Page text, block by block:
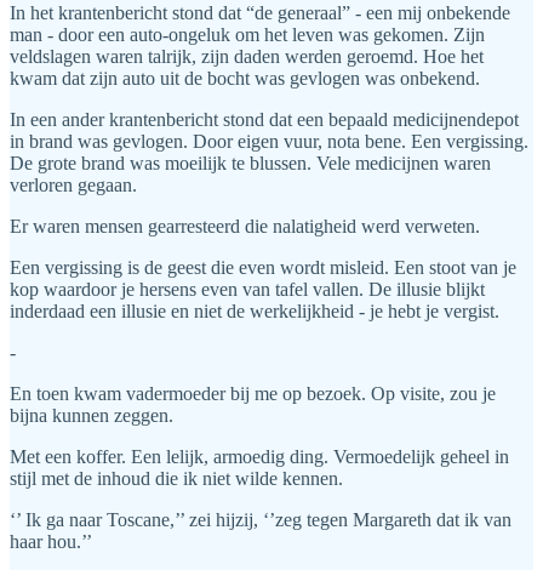
In het krantenbericht stond dat “de generaal” - een mij onbekende
man - door een auto-ongeluk om het leven was gekomen. Zijn
veldslagen waren talrijk, zijn daden werden geroemd. Hoe het
kwam dat zijn auto uit de bocht was gevlogen was onbekend.
In een ander krantenbericht stond dat een bepaald medicijnendepot
in brand was gevlogen. Door eigen vuur, nota bene. Een vergissing.
De grote brand was moeilijk te blussen. Vele medicijnen waren
verloren gegaan.
Er waren mensen gearresteerd die nalatigheid werd verweten.
Een vergissing is de geest die even wordt misleid. Een stoot van je
kop waardoor je hersens even van tafel vallen. De illusie blijkt
inderdaad een illusie en niet de werkelijkheid - je hebt je vergist.
-
En toen kwam vadermoeder bij me op bezoek. Op visite, zou je
bijna kunnen zeggen.
Met een koffer. Een lelijk, armoedig ding. Vermoedelijk geheel in
stijl met de inhoud die ik niet wilde kennen.
‘’ Ik ga naar Toscane,’’ zei hijzij, ‘’zeg tegen Margareth dat ik van
haar hou.’’